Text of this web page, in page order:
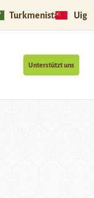
Turkmenistan
Unterstützt uns